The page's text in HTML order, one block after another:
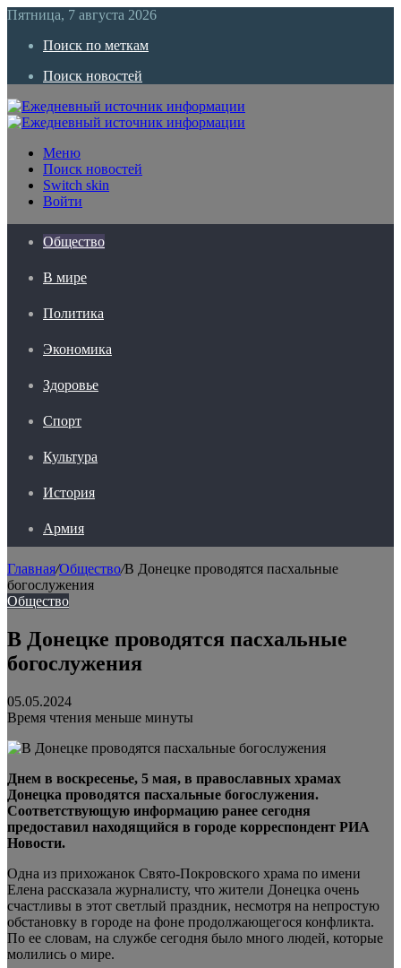
Пятница, 7 августа 2026
Поиск по меткам
Поиск новостей
Меню
Поиск новостей
Switch skin
Войти
Общество
В мире
Политика
Экономика
Здоровье
Спорт
Культура
История
Армия
Главная/Общество/В Донецке проводятся пасхальные
богослужения
Общество
В Донецке проводятся пасхальные
богослужения
05.05.2024
Время чтения меньше минуты
Днем в воскресенье, 5 мая, в православных храмах
Донецка проводятся пасхальные богослужения.
Соответствующую информацию ранее сегодня
предоставил находящийся в городе корреспондент РИА
Новости.
Одна из прихожанок Свято-Покровского храма по имени
Елена рассказала журналисту, что жители Донецка очень
счастливы в этот светлый праздник, несмотря на непростую
обстановку в городе на фоне продолжающегося конфликта.
По ее словам, на службе сегодня было много людей, которые
молились о мире.